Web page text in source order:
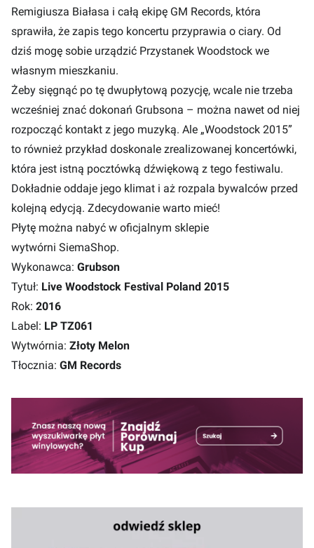
Remigiusza Białasa i całą ekipę GM Records, która
sprawiła, że zapis tego koncertu przyprawia o ciary. Od
dziś mogę sobie urządzić Przystanek Woodstock we
własnym mieszkaniu.
Żeby sięgnąć po tę dwupłytową pozycję, wcale nie trzeba
wcześniej znać dokonań Grubsona – można nawet od niej
rozpocząć kontakt z jego muzyką. Ale „Woodstock 2015”
to również przykład doskonale zrealizowanej koncertówki,
która jest istną pocztówką dźwiękową z tego festiwalu.
Dokładnie oddaje jego klimat i aż rozpala bywalców przed
kolejną edycją. Zdecydowanie warto mieć!
Płytę można nabyć w oficjalnym sklepie
wytwórni SiemaShop.
Wykonawca: Grubson
Tytuł: Live Woodstock Festival Poland 2015
Rok: 2016
Label: LP TZ061
Wytwórnia: Złoty Melon
Tłocznia: GM Records